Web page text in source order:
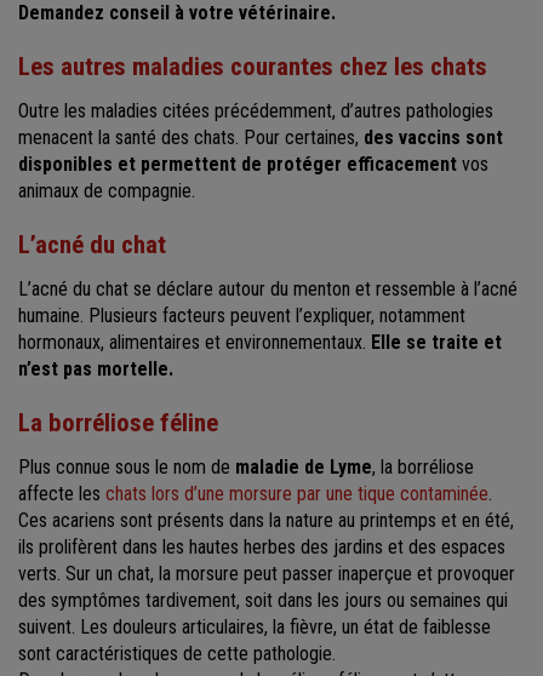
Demandez conseil à votre vétérinaire.
Les autres maladies courantes chez les chats
Outre les maladies citées précédemment, d’autres pathologies
menacent la santé des chats. Pour certaines, des vaccins sont
disponibles et permettent de protéger efficacement vos
animaux de compagnie.
L’acné du chat
L’acné du chat se déclare autour du menton et ressemble à l’acné
humaine. Plusieurs facteurs peuvent l’expliquer, notamment
hormonaux, alimentaires et environnementaux. Elle se traite et
n’est pas mortelle.
La borréliose féline
Plus connue sous le nom de maladie de Lyme, la borréliose
affecte les chats lors d’une morsure par une tique contaminée.
Ces acariens sont présents dans la nature au printemps et en été,
ils prolifèrent dans les hautes herbes des jardins et des espaces
verts. Sur un chat, la morsure peut passer inaperçue et provoquer
des symptômes tardivement, soit dans les jours ou semaines qui
suivent. Les douleurs articulaires, la fièvre, un état de faiblesse
sont caractéristiques de cette pathologie.